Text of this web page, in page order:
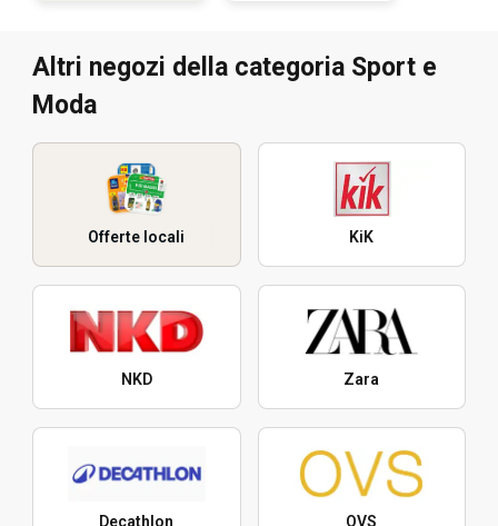
Altri negozi della categoria Sport e
Moda
Offerte locali KiK
NKD Zara
Decathlon OVS